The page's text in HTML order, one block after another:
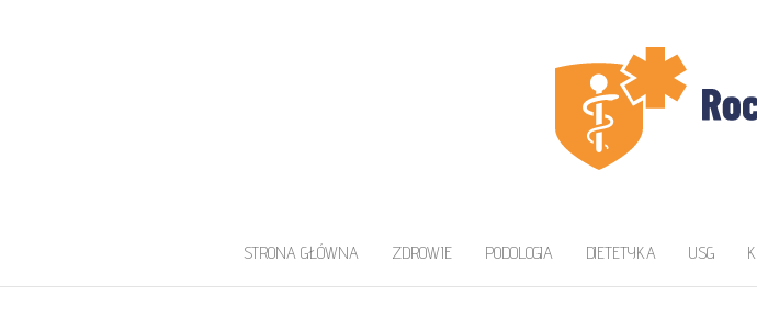
STRONA GŁÓWNA ZDROWIE PODOLOGIA DIETETYKA USG